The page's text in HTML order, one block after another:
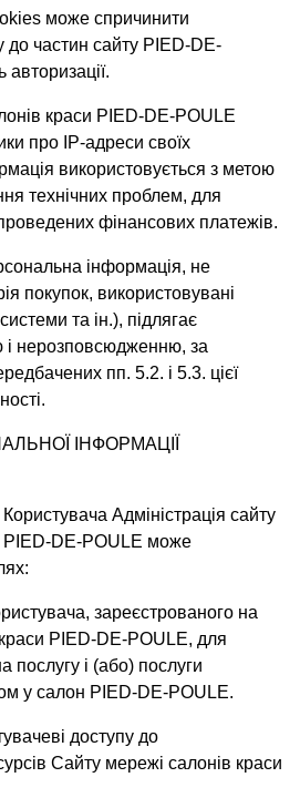
може спричинити
до частин сайту PIED-DE-
краси PIED-DE-POULE
про IP-адреси своїх
використовується з метою
технічних проблем, для
фінансових платежів.
інформація, не
покупок, використовувані
та ін.), підлягає
і нерозповсюдженню, за
пп. 5.2. і 5.3. цієї
ІНФОРМАЦІЇ
Адміністрація сайту
PIED-DE-POULE може
зареєстрованого на
PIED-DE-POULE, для
і (або) послуги
у салон PIED-DE-POULE.
доступу до
Сайту мережі салонів краси